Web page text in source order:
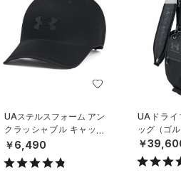
UAステルスフォーム アン
クラッシャブル キャップ
（ライフスタイル/UNISE
￥6,490
UAドライ
ッグ（ゴ
￥